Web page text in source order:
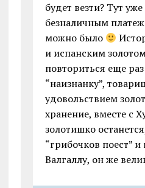
будет везти? Тут
безналичным
можно было
и испанским
повториться еще
“наизнанку”,
удовольствием
хранение, вместе с
золотишко
“грибочков поест” и
Валгаллу, он же